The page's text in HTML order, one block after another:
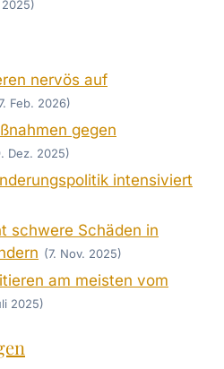
nervös auf
Feb. 2026)
gegen
Dez. 2025)
intensiviert
schwere Schäden in
(7. Nov. 2025)
am meisten vom
2025)